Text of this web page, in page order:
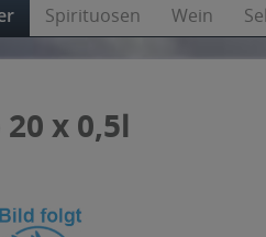
Spirituosen Wein
x 0,5l